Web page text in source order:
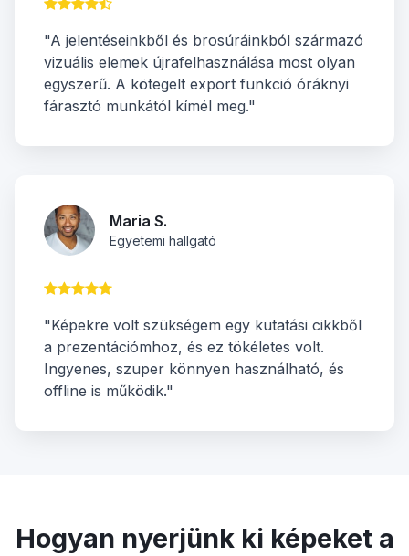
"A jelentéseinkből és brosúráinkból származó
vizuális elemek újrafelhasználása most olyan
egyszerű. A kötegelt export funkció óráknyi
fárasztó munkától kímél meg."
Maria S.
Egyetemi hallgató
"Képekre volt szükségem egy kutatási cikkből
a prezentációmhoz, és ez tökéletes volt.
Ingyenes, szuper könnyen használható, és
offline is működik."
Hogyan nyerjünk ki képeket a